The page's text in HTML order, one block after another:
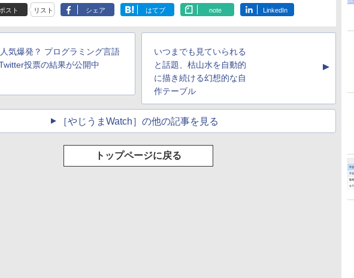
ポスト リスト シェア はてブ note LinkedIn
気爆発？ プログラミング言語
投票の結果が公開中
いつまでも見ていられる
と話題、枯山水を自動的
に描き続ける幻想的な自
作テーブル
▲
［やじうまWatch］の他の記事を見る
トップページに戻る